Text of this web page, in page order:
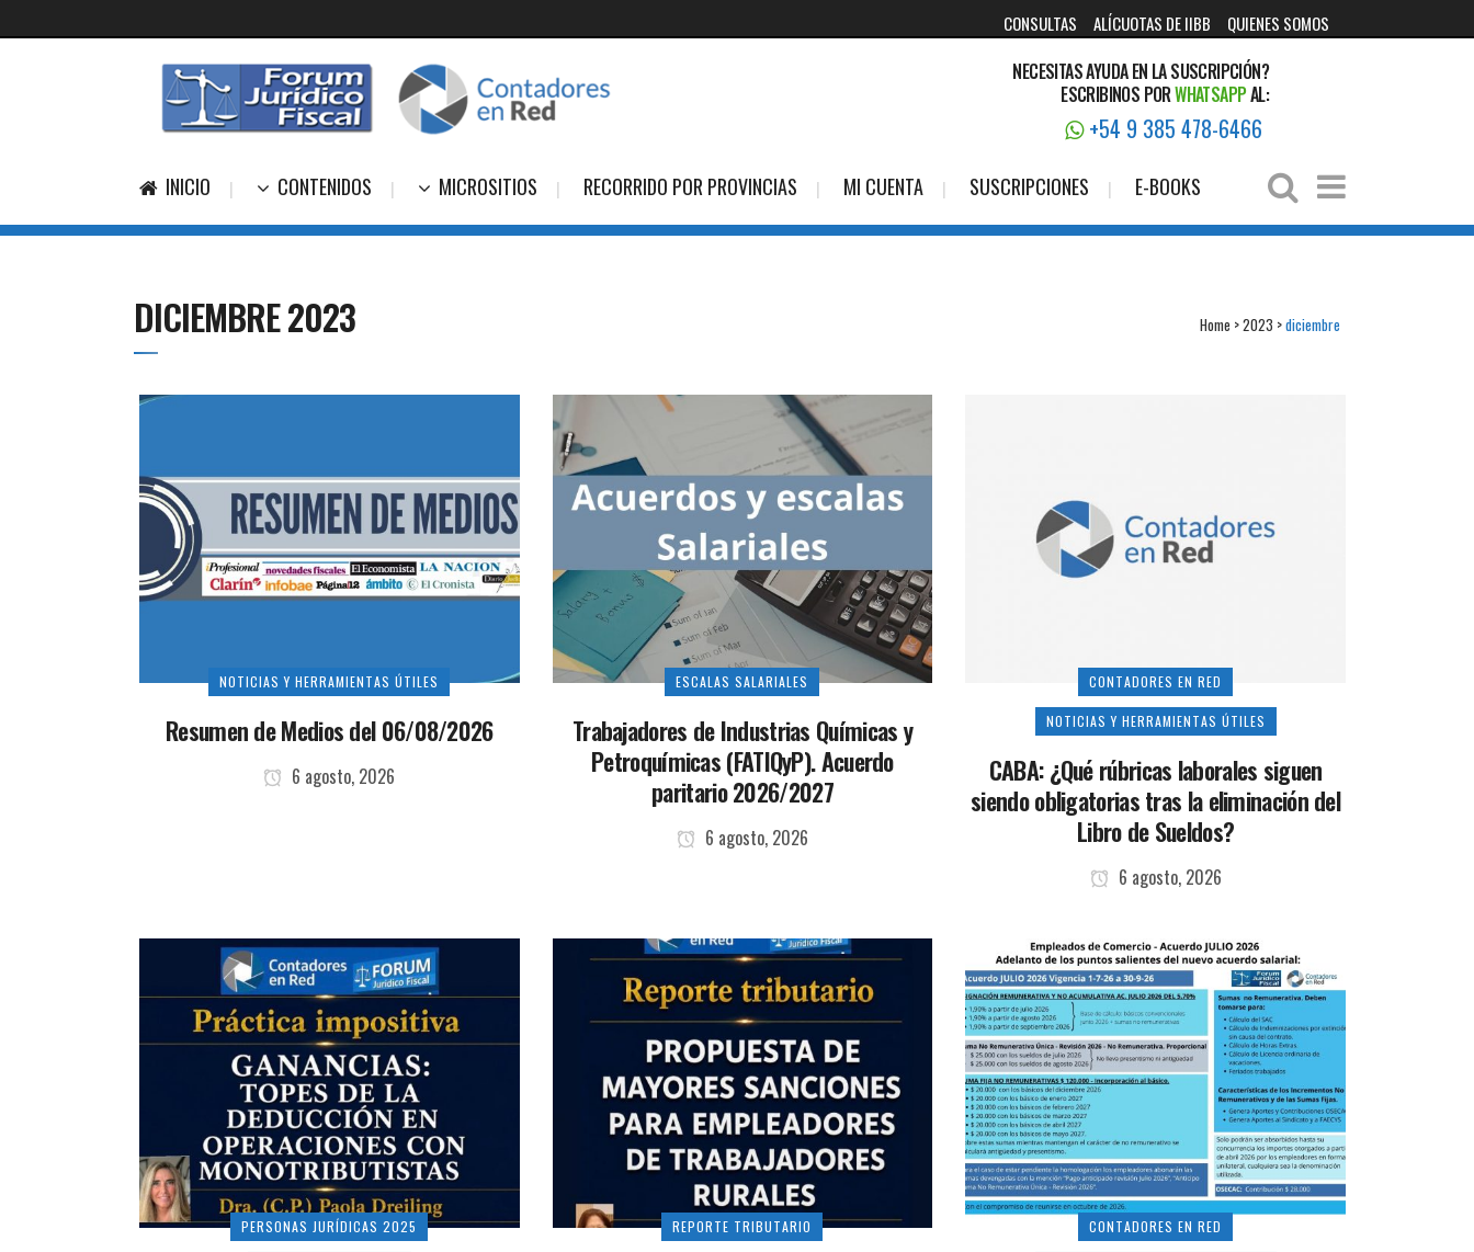
CONSULTAS ALÍCUOTAS DE IIBB QUIENES SOMOS
NECESITAS AYUDA EN LA SUSCRIPCIÓN?
ESCRIBINOS PORWHATSAPPAL:
+54 9 385 478-6466
INICIO CONTENIDOS MICROSITIOS RECORRIDO POR PROVINCIAS MI CUENTA SUSCRIPCIONES E-BOOKS
DICIEMBRE 2023 Home >2023 >diciembre
NOTICIAS Y HERRAMIENTAS ÚTILES
Resumen de Medios del 06/08/2026
6 agosto, 2026
ESCALAS SALARIALES
Trabajadores de Industrias Químicas y
Petroquímicas (FATIQyP). Acuerdo
paritario 2026/2027
6 agosto, 2026
CONTADORES EN RED
NOTICIAS Y HERRAMIENTAS ÚTILES
CABA: ¿Qué rúbricas laborales siguen
siendo obligatorias tras la eliminación del
Libro de Sueldos?
6 agosto, 2026
PERSONAS JURÍDICAS 2025 REPORTE TRIBUTARIO CONTADORES EN RED